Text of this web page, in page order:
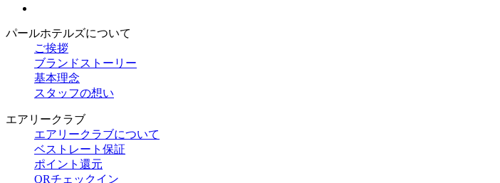
パールホテルズについて
ご挨拶
ブランドストーリー
基本理念
スタッフの想い
エアリークラブ
エアリークラブについて
ベストレート保証
ポイント還元
QRチェックイン